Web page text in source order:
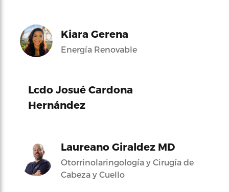
Kiara Gerena
Energía Renovable
Lcdo Josué Cardona
Hernández
Laureano Giraldez MD
Otorrinolaringología y Cirugía de
Cabeza y Cuello